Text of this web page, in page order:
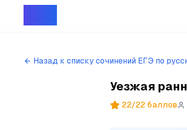
Назад к списку сочинений ЕГЭ по
Уезжая
22/22 баллов